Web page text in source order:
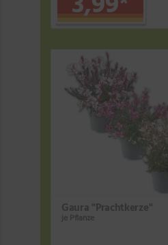
Gaura "Prachtkerze"
je Pflanze